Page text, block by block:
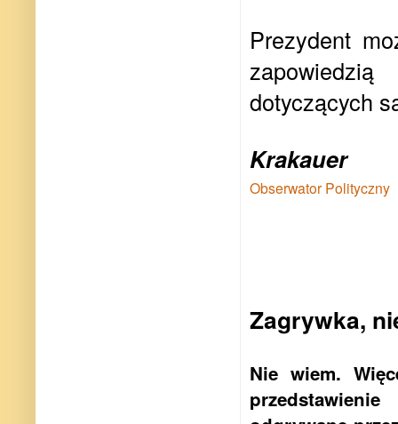
Prezydent
dotyczących
Krakauer
Obserwator Polityczny
Zagrywka,
Nie wiem.